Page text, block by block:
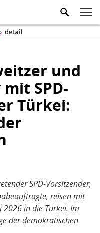
der Seite
› detail
und
SPD-
Türkei:
SPD-Vorsitzender,
reisen mit
2026 in die Türkei. Im
der demokratischen